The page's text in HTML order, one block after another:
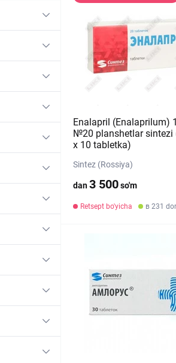
Enalapril (Enalaprilum)
№20 planshetlar sintezi
х 10 tabletka)
Sintez (Rossiya)
dan3 500so'm
Retsept bo'yicha в 231